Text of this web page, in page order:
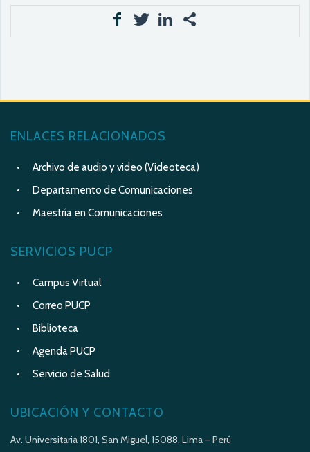
ENLACES RELACIONADOS
Archivo de audio y video (Videoteca)
Departamento de Comunicaciones
Maestría en Comunicaciones
SERVICIOS PUCP
Campus Virtual
Correo PUCP
Biblioteca
Agenda PUCP
Servicio de Salud
UBICACIÓN Y CONTACTO
Av. Universitaria 1801, San Miguel, 15088, Lima – Perú